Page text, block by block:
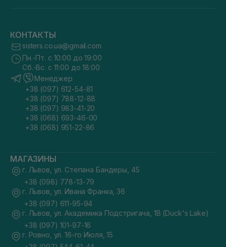
КОНТАКТЫ
sisters.co.ua@gmail.com
Пн.-Пт. с 10:00 до 19:00
Сб.-Вс. с 11:00 до 18:00
Менеджер
+38 (097) 612-54-81
+38 (097) 788-12-88
+38 (097) 983-41-20
+38 (068) 693-46-00
+38 (068) 951-22-86
МАГАЗИНЫ
г. Львов, ул. Степана Бандеры, 45
+38 (098) 778-13-79
г. Львов, ул. Ивана Франка, 36
+38 (097) 611-95-94
г. Львов, ул. Академика Подстригача, 1В (Duck's Lake)
+38 (097) 101-97-16
г. Ровно, ул. 16-го Июля, 15